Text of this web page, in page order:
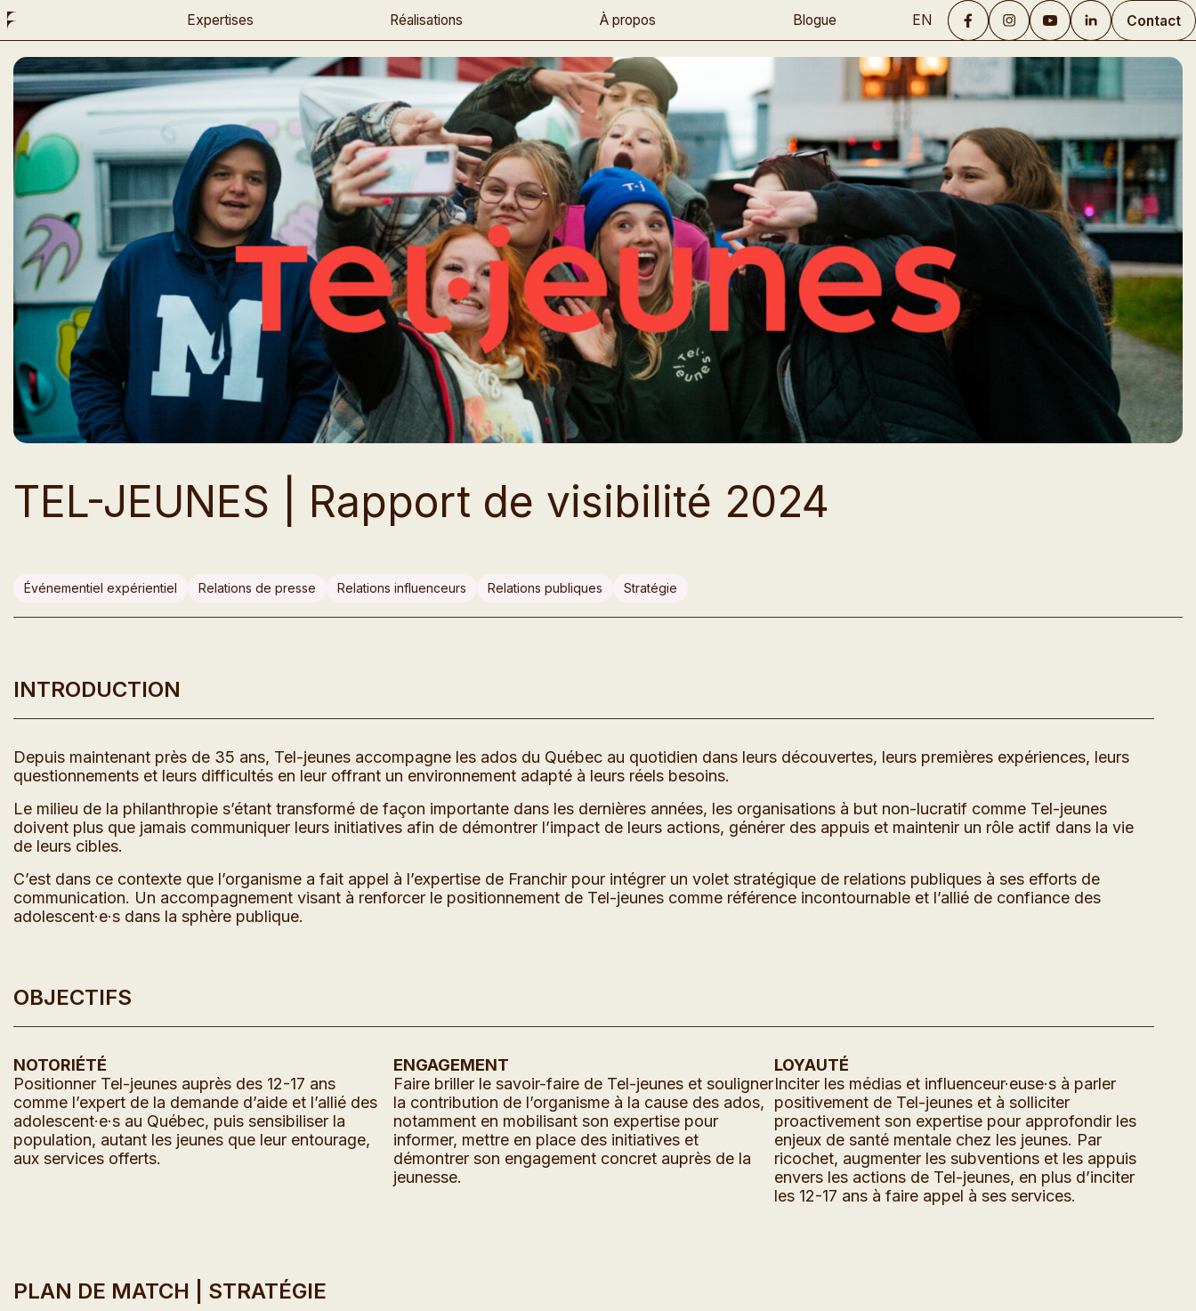
Instagram
Twitter
LinkedIn
Expertises Réalisations À propos Blogue EN Contact
TEL-JEUNES | Rapport de visibilité 2024
Événementiel expérientiel Relations de presse Relations influenceurs Relations publiques Stratégie
INTRODUCTION
Depuis maintenant près de 35 ans, Tel-jeunes accompagne les ados du Québec au quotidien dans leurs découvertes, leurs premières expériences, leurs
questionnements et leurs difficultés en leur offrant un environnement adapté à leurs réels besoins.
Le milieu de la philanthropie s’étant transformé de façon importante dans les dernières années, les organisations à but non-lucratif comme Tel-jeunes
doivent plus que jamais communiquer leurs initiatives afin de démontrer l’impact de leurs actions, générer des appuis et maintenir un rôle actif dans la vie
de leurs cibles.
C’est dans ce contexte que l’organisme a fait appel à l’expertise de Franchir pour intégrer un volet stratégique de relations publiques à ses efforts de
communication. Un accompagnement visant à renforcer le positionnement de Tel-jeunes comme référence incontournable et l’allié de confiance des
adolescent·e·s dans la sphère publique.
OBJECTIFS
NOTORIÉTÉ
Positionner Tel-jeunes auprès des 12-17 ans
comme l’expert de la demande d’aide et l’allié des
adolescent·e·s au Québec, puis sensibiliser la
population, autant les jeunes que leur entourage,
aux services offerts.
ENGAGEMENT
Faire briller le savoir-faire de Tel-jeunes et souligner
la contribution de l’organisme à la cause des ados,
notamment en mobilisant son expertise pour
informer, mettre en place des initiatives et
démontrer son engagement concret auprès de la
jeunesse.
LOYAUTÉ
Inciter les médias et influenceur·euse·s à parler
positivement de Tel-jeunes et à solliciter
proactivement son expertise pour approfondir les
enjeux de santé mentale chez les jeunes. Par
ricochet, augmenter les subventions et les appuis
envers les actions de Tel-jeunes, en plus d’inciter
les 12-17 ans à faire appel à ses services.
PLAN DE MATCH | STRATÉGIE